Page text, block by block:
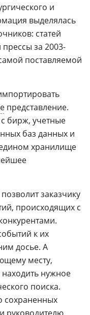
и
выделялась
статей
за 2003-
поставляемой
представление.
бирж, учетные
баз данных и
хранилище
заказчику
происходящих с
к их
досье. А
месту,
нужное
поиска.
сохраненных